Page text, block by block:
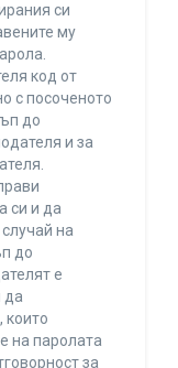
си
му
код от
с посоченото
до
и за
си и да
на
до
е
да
които
на паролата
за